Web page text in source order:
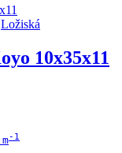
Ložiská
10x35x11